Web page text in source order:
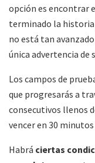
opción es encontrar
terminado la historia
no está tan
única advertencia de
Los campos de
que progresarás a
consecutivos llenos
vencer en 30
Habrá ciertas